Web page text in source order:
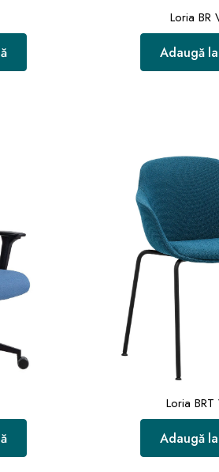
Loria BR
Adaugă
Loria
Adaugă